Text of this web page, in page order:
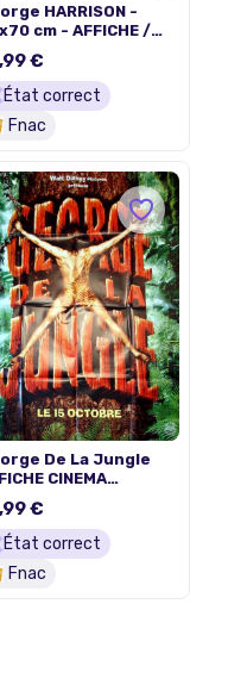
HARRISON -
cm - AFFICHE /
€
État correct
Fnac
De La Jungle
CINEMA
€
État correct
Fnac